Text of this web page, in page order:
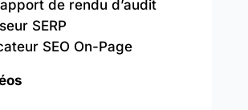
de rendu d’audit
SERP
SEO On-Page